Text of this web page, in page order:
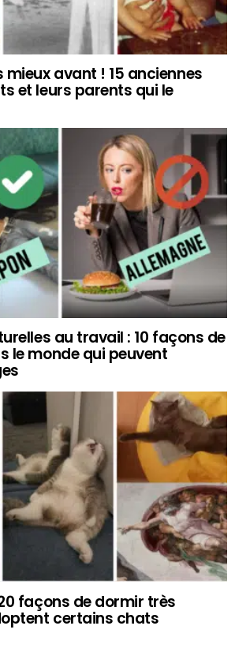
mieux avant ! 15 anciennes
et leurs parents qui le
au travail : 10 façons de
le monde qui peuvent
façons de dormir très
certains chats